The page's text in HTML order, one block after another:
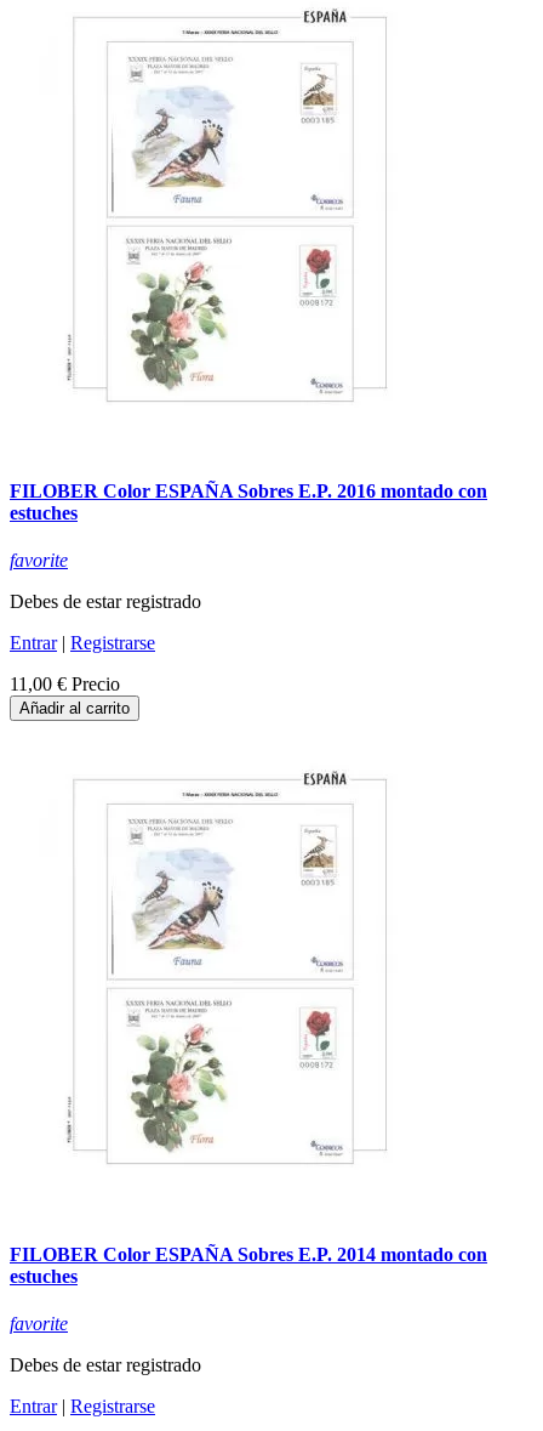
FILOBER Color ESPAÑA Sobres E.P. 2016 montado con
estuches
favorite
Debes de estar registrado
Entrar| Registrarse
11,00 € Precio
Añadir al carrito
FILOBER Color ESPAÑA Sobres E.P. 2014 montado con
estuches
favorite
Debes de estar registrado
Entrar| Registrarse